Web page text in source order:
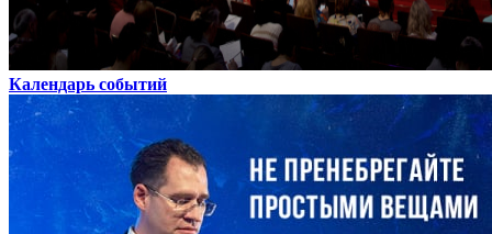
Календарь событий